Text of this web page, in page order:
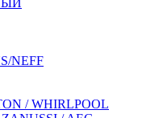
NEFF
/ WHIRLPOOL